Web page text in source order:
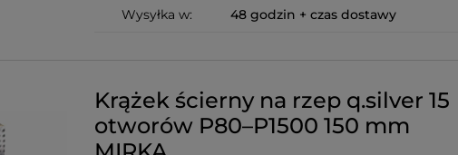
Wysyłka w: 48 godzin + czas dostawy
Krążek ścierny na rzep q.silver 15
otworów P80–P1500 150 mm